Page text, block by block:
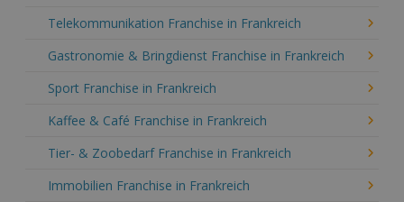
Telekommunikation Franchise in Frankreich
Gastronomie & Bringdienst Franchise in Frankreich
Sport Franchise in Frankreich
Kaffee & Café Franchise in Frankreich
Tier- & Zoobedarf Franchise in Frankreich
Immobilien Franchise in Frankreich